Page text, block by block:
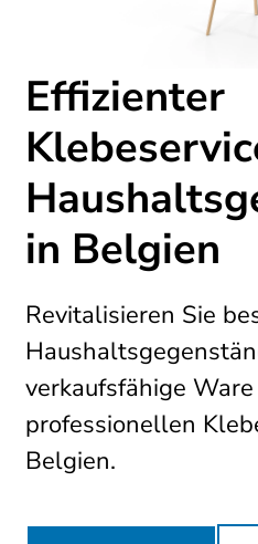
Effizienter
in Belgien
Revitalisieren Sie
verkaufsfähige
professionellen
Belgien.